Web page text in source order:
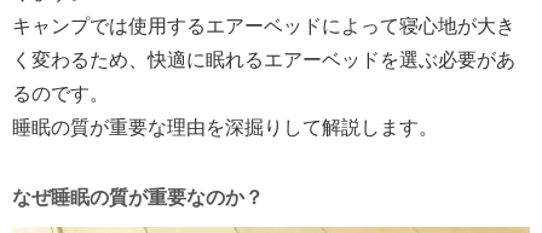
キャンプでは使用するエアーベッドによって寝心地が大き
く変わるため、快適に眠れるエアーベッドを選ぶ必要があ
るのです。
睡眠の質が重要な理由を深掘りして解説します。
なぜ睡眠の質が重要なのか？